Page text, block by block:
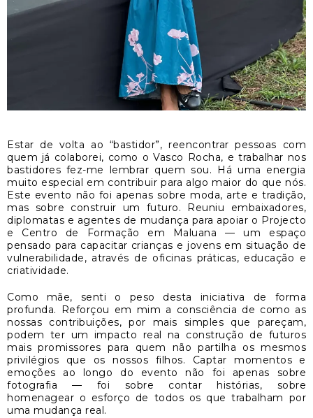
Estar de volta ao “bastidor”, reencontrar pessoas com
quem já colaborei, como o Vasco Rocha, e trabalhar nos
bastidores fez-me lembrar quem sou. Há uma energia
muito especial em contribuir para algo maior do que nós.
Este evento não foi apenas sobre moda, arte e tradição,
mas sobre construir um futuro. Reuniu embaixadores,
diplomatas e agentes de mudança para apoiar o Projecto
e Centro de Formação em Maluana — um espaço
pensado para capacitar crianças e jovens em situação de
vulnerabilidade, através de oficinas práticas, educação e
criatividade.
Como mãe, senti o peso desta iniciativa de forma
profunda. Reforçou em mim a consciência de como as
nossas contribuições, por mais simples que pareçam,
podem ter um impacto real na construção de futuros
mais promissores para quem não partilha os mesmos
privilégios que os nossos filhos. Captar momentos e
emoções ao longo do evento não foi apenas sobre
fotografia — foi sobre contar histórias, sobre
homenagear o esforço de todos os que trabalham por
uma mudança real.